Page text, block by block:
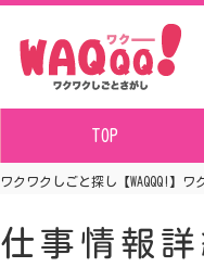
TOP
ワクワクしごと探し【WAQQQ!】ワ
仕事情報詳